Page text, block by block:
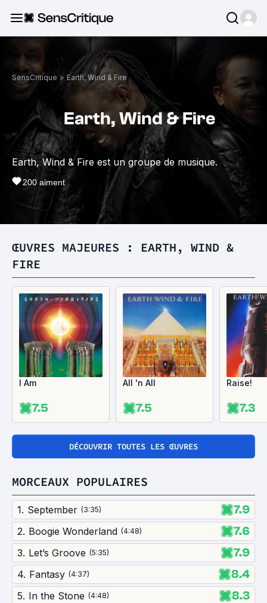
SensCritique > Earth, Wind & Fire
Earth, Wind & Fire
Earth, Wind & Fire est un groupe de musique.
200aiment
ŒUVRES MAJEURES : EARTH, WIND &
FIRE
I Am
7.5
All 'n All
7.5
Raise!
7.3
DÉCOUVRIR TOUTES LES ŒUVRES
MORCEAUX POPULAIRES
1. September (3:35) 7.9
2. Boogie Wonderland (4:48) 7.6
3. Let’s Groove (5:35) 7.9
4. Fantasy (4:37) 8.4
5. In the Stone (4:48) 8.3